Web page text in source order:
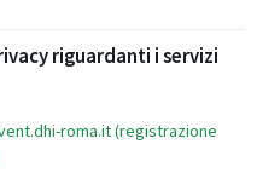
riguardanti i servizi
roma.it (registrazione